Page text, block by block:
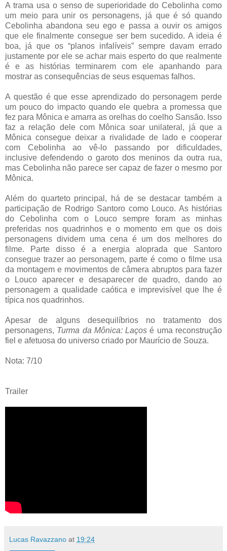
A trama usa o senso de superioridade do Cebolinha como
um meio para unir os personagens, já que é só quando
Cebolinha abandona seu ego e passa a ouvir os amigos
que ele finalmente consegue ser bem sucedido. A ideia é
boa, já que os “planos infalíveis” sempre davam errado
justamente por ele se achar mais esperto do que realmente
é e as histórias terminarem com ele apanhando para
mostrar as consequências de seus esquemas falhos.
A questão é que esse aprendizado do personagem perde
um pouco do impacto quando ele quebra a promessa que
fez para Mônica e amarra as orelhas do coelho Sansão. Isso
faz a relação dele com Mônica soar unilateral, já que a
Mônica consegue deixar a rivalidade de lado e cooperar
com Cebolinha ao vê-lo passando por dificuldades,
inclusive defendendo o garoto dos meninos da outra rua,
mas Cebolinha não parece ser capaz de fazer o mesmo por
Mônica.
Além do quarteto principal, há de se destacar também a
participação de Rodrigo Santoro como Louco. As histórias
do Cebolinha com o Louco sempre foram as minhas
preferidas nos quadrinhos e o momento em que os dois
personagens dividem uma cena é um dos melhores do
filme. Parte disso é a energia aloprada que Santoro
consegue trazer ao personagem, parte é como o filme usa
da montagem e movimentos de câmera abruptos para fazer
o Louco aparecer e desaparecer de quadro, dando ao
personagem a qualidade caótica e imprevisível que lhe é
típica nos quadrinhos.
Apesar de alguns desequilíbrios no tratamento dos
personagens, Turma da Mônica: Laços é uma reconstrução
fiel e afetuosa do universo criado por Maurício de Souza.
Nota: 7/10
Trailer
Lucas Ravazzano at 19:24